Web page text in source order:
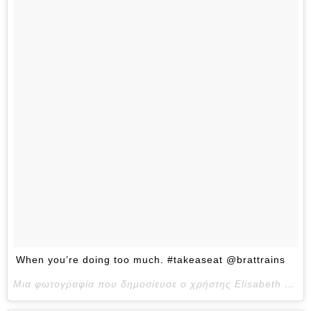
When you’re doing too much. #takeaseat @brattrains
Μια φωτογραφία που δημοσίευσε ο χρήστης Elisabeth Funmilayo Akinwale (@eakinwale) στις